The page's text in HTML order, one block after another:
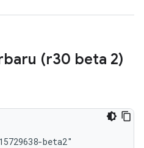
(r30 beta 2)
beta2"